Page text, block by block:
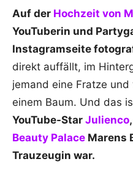
Auf der Hochzeit von
YouTuberin und
Instagramseite
direkt auffällt, im
jemand eine Fratze
einem Baum. Und das
YouTube-Star Julienco
Beauty Palace Marens
Trauzeugin war.